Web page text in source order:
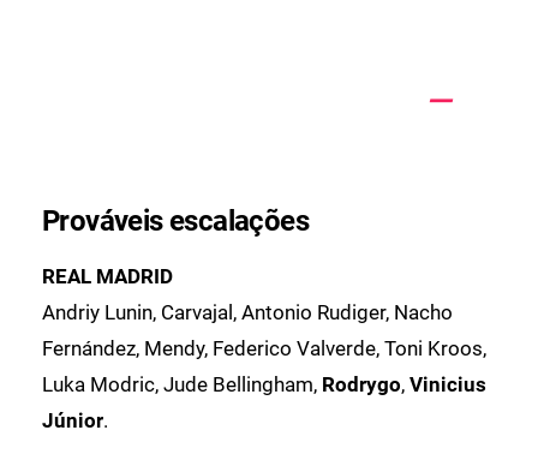
Prováveis escalações
REAL MADRID
Andriy Lunin, Carvajal, Antonio Rudiger, Nacho
Fernández, Mendy, Federico Valverde, Toni Kroos,
Luka Modric, Jude Bellingham, Rodrygo, Vinicius
Júnior.